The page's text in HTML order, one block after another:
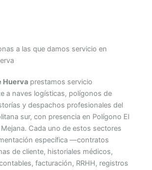
a las que damos servicio en
Huerva prestamos servicio
a naves logísticas, polígonos de
y despachos profesionales del
sur, con presencia en Polígono El
Mejana. Cada uno de estos sectores
específica —contratos
de cliente, historiales médicos,
facturación, RRHH, registros